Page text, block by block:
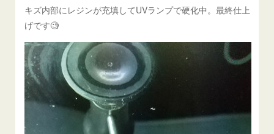
キズ内部にレジンが充填してUVランプで硬化中。最終仕上
げです🧐